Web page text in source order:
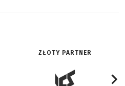
ZŁOTY PARTNER